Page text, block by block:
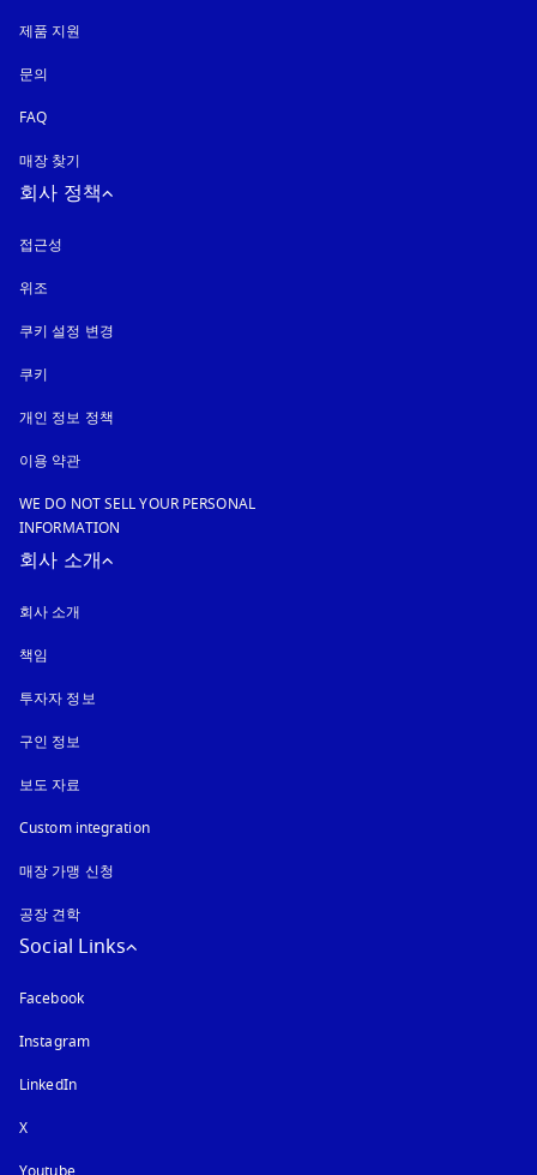
제품 지원
문의
FAQ
매장 찾기
회사 정책
접근성
위조
쿠키 설정 변경
쿠키
개인 정보 정책
이용 약관
WE DO NOT SELL YOUR PERSONAL
INFORMATION
회사 소개
회사 소개
책임
투자자 정보
구인 정보
보도 자료
Custom integration
매장 가맹 신청
공장 견학
Social Links
Facebook
Instagram새 탭에서 열림
LinkedIn
X